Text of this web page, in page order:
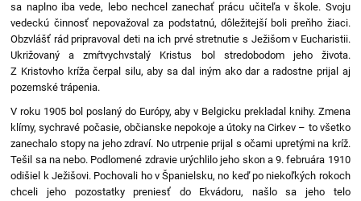
sa naplno iba vede, lebo nechcel zanechať prácu učiteľa v škole. Svoju
vedeckú činnosť nepovažoval za podstatnú, dôležitejší boli preňho žiaci.
Obzvlášť rád pripravoval deti na ich prvé stretnutie s Ježišom v Eucharistii.
Ukrižovaný a zmŕtvychvstalý Kristus bol stredobodom jeho života.
Z Kristovho kríža čerpal silu, aby sa dal iným ako dar a radostne prijal aj
pozemské trápenia.
V roku 1905 bol poslaný do Európy, aby v Belgicku prekladal knihy. Zmena
klímy, sychravé počasie, občianske nepokoje a útoky na Cirkev – to všetko
zanechalo stopy na jeho zdraví. No utrpenie prijal s očami upretými na kríž.
Tešil sa na nebo. Podlomené zdravie urýchlilo jeho skon a 9. februára 1910
odišiel k Ježišovi. Pochovali ho v Španielsku, no keď po niekoľkých rokoch
chceli jeho pozostatky preniesť do Ekvádoru, našlo sa jeho telo